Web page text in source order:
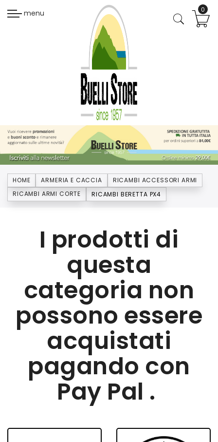
menu
HOME ARMERIA E CACCIA
RICAMBI ACCESSORI ARMI
RICAMBI ARMI CORTE
RICAMBI BERETTA PX4
I prodotti di
questa
categoria non
possono essere
acquistati
pagando con
Pay Pal .